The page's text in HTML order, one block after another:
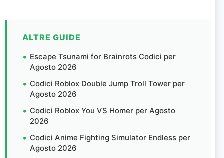
ALTRE GUIDE
Escape Tsunami for Brainrots Codici per
Agosto 2026
Codici Roblox Double Jump Troll Tower per
Agosto 2026
Codici Roblox You VS Homer per Agosto
2026
Codici Anime Fighting Simulator Endless per
Agosto 2026